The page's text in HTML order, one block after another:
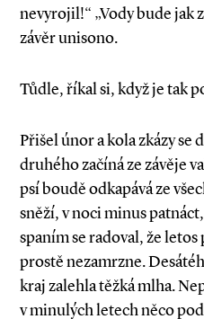
nevyrojil!“ „Vody bude jak
závěr unisono.
Tůdle, říkal si, když je tak
Přišel únor a kola zkázy se
druhého začíná ze závěje
psí boudě odkapává ze
sněží, v noci minus
spaním se radoval, že
prostě nezamrzne.
kraj zalehla těžká mlha.
v minulých letech něco